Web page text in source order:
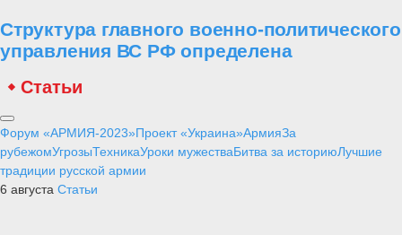
Структура главного военно-политического
управления ВС РФ определена
Статьи
Форум «АРМИЯ-2023»Проект «Украина»АрмияЗа
рубежомУгрозыТехникаУроки мужестваБитва за историюЛучшие
традиции русской армии
6 августа Статьи